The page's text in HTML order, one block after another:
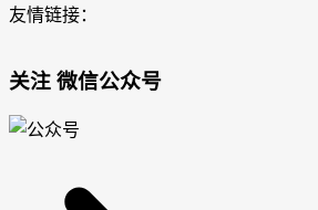
友情链接：
关注 微信公众号